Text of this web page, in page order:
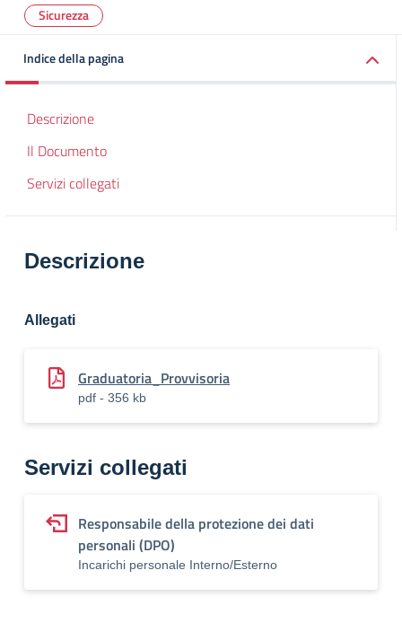
Sicurezza
Indice della pagina
Descrizione
Il Documento
Servizi collegati
Descrizione
Allegati
Graduatoria_Provvisoria
pdf - 356 kb
Servizi collegati
Responsabile della protezione dei dati
personali (DPO)
Incarichi personale Interno/Esterno